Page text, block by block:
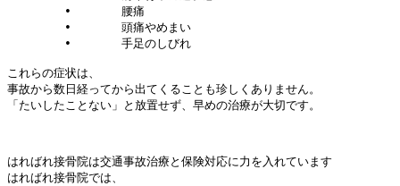
これらの症状は、
事故から数日経ってから出てくることも珍しくありません。
「たいしたことない」と放置せず、早めの治療が大切です。
はればれ接骨院は交通事故治療と保険対応に力を入れています
はればれ接骨院では、